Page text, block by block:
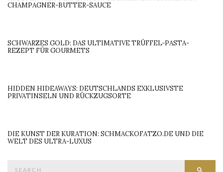
CHAMPAGNER-BUTTER-SAUCE
SCHWARZES GOLD: DAS ULTIMATIVE TRÜFFEL-PASTA-
REZEPT FÜR GOURMETS
HIDDEN HIDEAWAYS: DEUTSCHLANDS EXKLUSIVSTE
PRIVATINSELN UND RÜCKZUGSORTE
DIE KUNST DER KURATION: SCHMACKOFATZO.DE UND DIE
WELT DES ULTRA-LUXUS